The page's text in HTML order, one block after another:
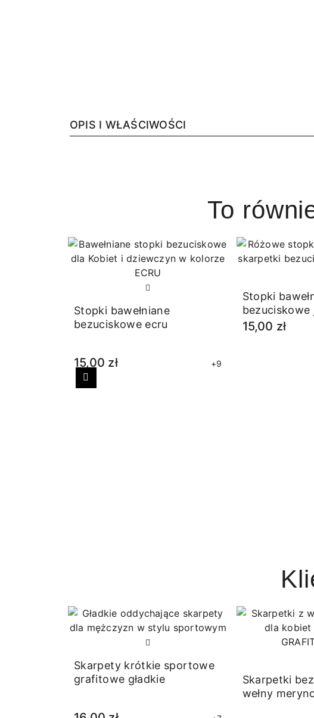
OPIS I WŁAŚCIWOŚCI
To
Stopki bawełniane
bezuciskowe ecru
15,00 zł +9
Stopki
15,00 zł
Poprzedni
Skarpety krótkie sportowe
grafitowe gładkie
Skarpetki
wełny